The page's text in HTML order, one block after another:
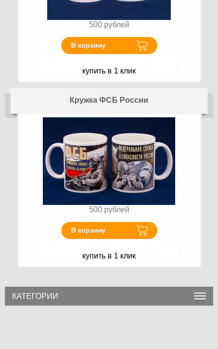
500 рублей
В корзину
купить в 1 клик
Кружка ФСБ России
500 рублей
В корзину
купить в 1 клик
КАТЕГОРИИ